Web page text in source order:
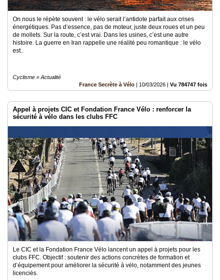
On nous le répète souvent : le vélo serait l’antidote parfait aux crises
énergétiques. Pas d’essence, pas de moteur, juste deux roues et un peu
de mollets. Sur la route, c’est vrai. Dans les usines, c’est une autre
histoire. La guerre en Iran rappelle une réalité peu romantique : le vélo
est..
Cyclisme » Actualité
France Secrète à Vélo | 10/03/2026 | Vu 784747 fois
Appel à projets CIC et Fondation France Vélo : renforcer la
sécurité à vélo dans les clubs FFC
Le CIC et la Fondation France Vélo lancent un appel à projets pour les
clubs FFC. Objectif : soutenir des actions concrètes de formation et
d’équipement pour améliorer la sécurité à vélo, notamment des jeunes
licenciés.